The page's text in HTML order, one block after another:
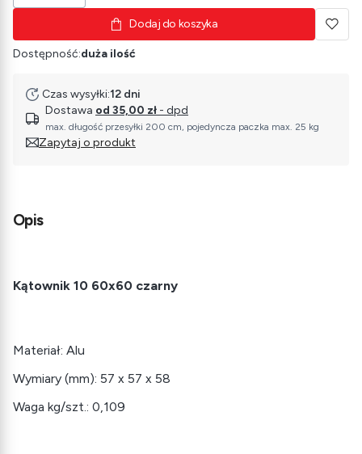
Dodaj do koszyka
Dostępność:duża ilość
Czas wysyłki:12 dni
Dostawa od 35,00 zł - dpd
max. długość przesyłki 200 cm, pojedyncza paczka max. 25 kg
Zapytaj o produkt
Opis
Kątownik 10 60x60 czarny
Materiał: Alu
Wymiary (mm): 57 x 57 x 58
Waga kg/szt.: 0,109